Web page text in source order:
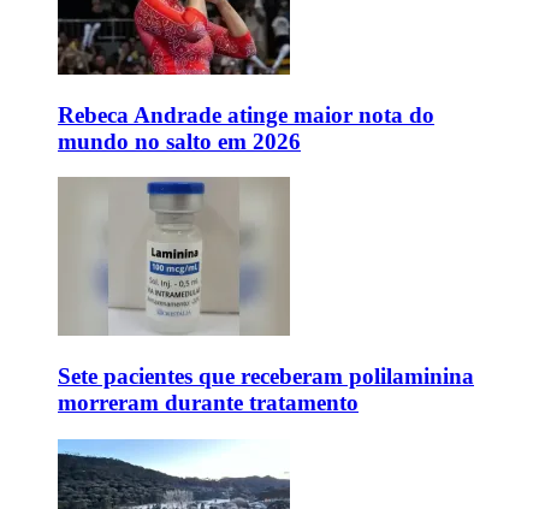
Rebeca Andrade atinge maior nota do
mundo no salto em 2026
Sete pacientes que receberam polilaminina
morreram durante tratamento